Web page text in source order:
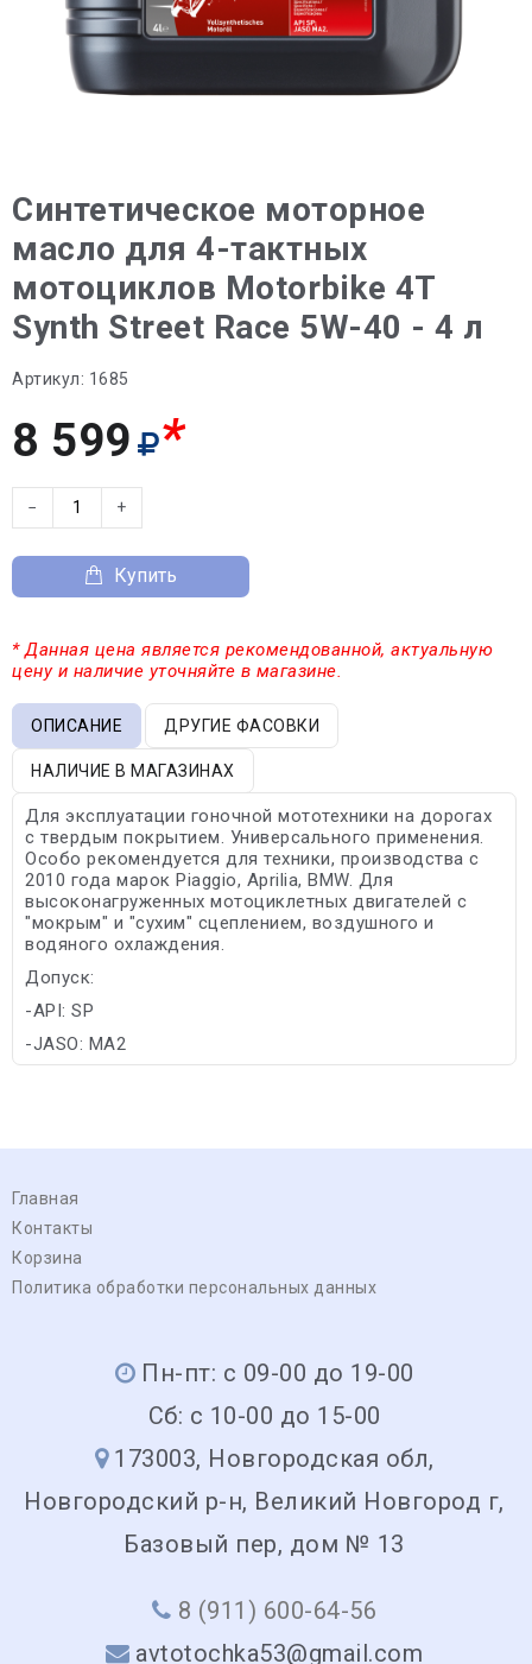
Синтетическое моторное
масло для 4-тактных
мотоциклов Motorbike 4T
Synth Street Race 5W-40 - 4 л
Артикул: 1685
8 599 *
− +
Купить
* Данная цена является рекомендованной, актуальную
цену и наличие уточняйте в магазине.
ОПИСАНИЕ ДРУГИЕ ФАСОВКИ
НАЛИЧИЕ В МАГАЗИНАХ
Для эксплуатации гоночной мототехники на дорогах
с твердым покрытием. Универсального применения.
Особо рекомендуется для техники, производства с
2010 года марок Piaggio, Aprilia, BMW. Для
высоконагруженных мотоциклетных двигателей с
"мокрым" и "сухим" сцеплением, воздушного и
водяного охлаждения.
Допуск:
-API: SP
-JASO: MA2
Главная
Контакты
Корзина
Политика обработки персональных данных
Пн-пт: с 09-00 до 19-00
Сб: с 10-00 до 15-00
173003, Новгородская обл,
Новгородский р-н, Великий Новгород г,
Базовый пер, дом № 13
8 (911) 600-64-56
avtotochka53@gmail.com